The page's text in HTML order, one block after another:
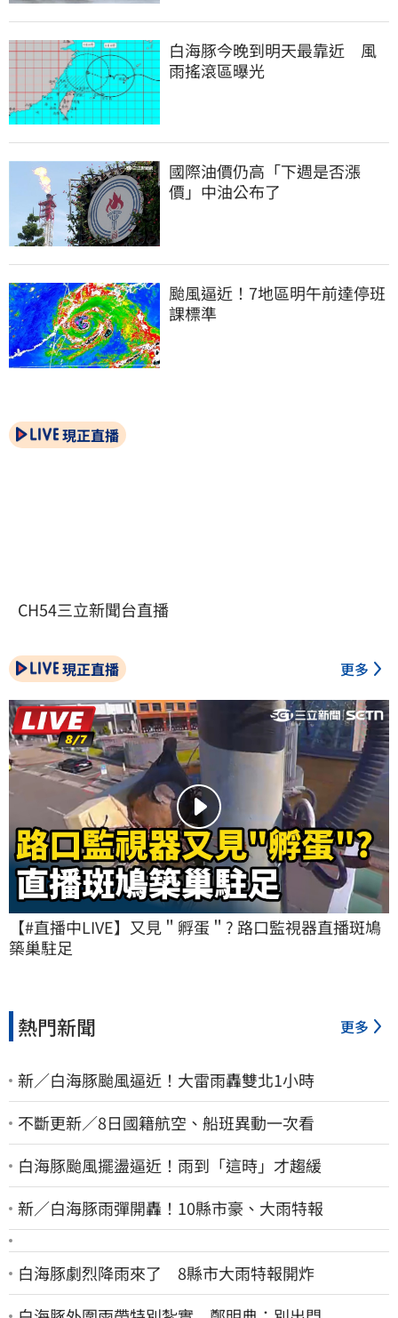
白海豚今晚到明天最靠近　風
雨搖滾區曝光
國際油價仍高「下週是否漲
價」中油公布了
颱風逼近！7地區明午前達停班
課標準
現正直播
CH54三立新聞台直播
現正直播 更多
【#直播中LIVE】又見＂孵蛋＂? 路口監視器直播斑鳩
築巢駐足
熱門新聞 更多
新／白海豚颱風逼近！大雷雨轟雙北1小時
不斷更新／8日國籍航空、船班異動一次看
白海豚颱風擺盪逼近！雨到「這時」才趨緩
新／白海豚雨彈開轟！10縣市豪、大雨特報
白海豚劇烈降雨來了 8縣市大雨特報開炸